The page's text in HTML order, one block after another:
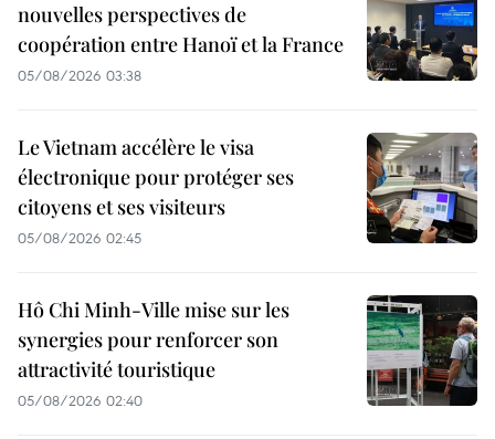
nouvelles perspectives de
coopération entre Hanoï et la France
05/08/2026 03:38
Le Vietnam accélère le visa
électronique pour protéger ses
citoyens et ses visiteurs
05/08/2026 02:45
Hô Chi Minh-Ville mise sur les
synergies pour renforcer son
attractivité touristique
05/08/2026 02:40